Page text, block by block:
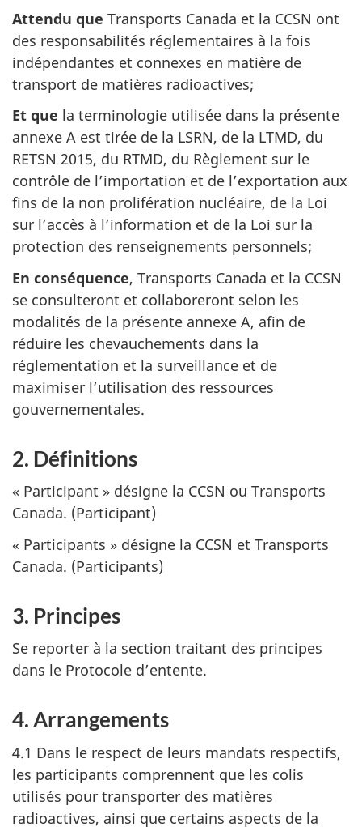
Attendu que Transports Canada et la CCSN ont
des responsabilités réglementaires à la fois
indépendantes et connexes en matière de
transport de matières radioactives;
Et que la terminologie utilisée dans la présente
annexe A est tirée de la LSRN, de la LTMD, du
RETSN 2015, du RTMD, du Règlement sur le
contrôle de l’importation et de l’exportation aux
fins de la non prolifération nucléaire, de la Loi
sur l’accès à l’information et de la Loi sur la
protection des renseignements personnels;
En conséquence, Transports Canada et la CCSN
se consulteront et collaboreront selon les
modalités de la présente annexe A, afin de
réduire les chevauchements dans la
réglementation et la surveillance et de
maximiser l’utilisation des ressources
gouvernementales.
2. Définitions
« Participant » désigne la CCSN ou Transports
Canada. (Participant)
« Participants » désigne la CCSN et Transports
Canada. (Participants)
3. Principes
Se reporter à la section traitant des principes
dans le Protocole d’entente.
4. Arrangements
4.1 Dans le respect de leurs mandats respectifs,
les participants comprennent que les colis
utilisés pour transporter des matières
radioactives, ainsi que certains aspects de la